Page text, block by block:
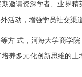
邀请资深学者、业界
活动，增强学员社交渠
方 式，河海大学商学
养多元化创新思维的